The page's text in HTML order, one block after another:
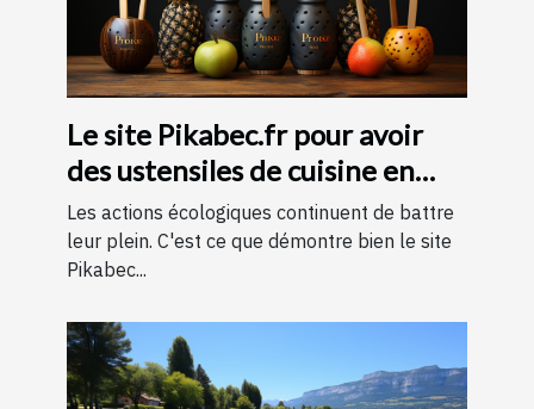
Le site Pikabec.fr pour avoir
des ustensiles de cuisine en
bois
Les actions écologiques continuent de battre
leur plein. C'est ce que démontre bien le site
Pikabec...